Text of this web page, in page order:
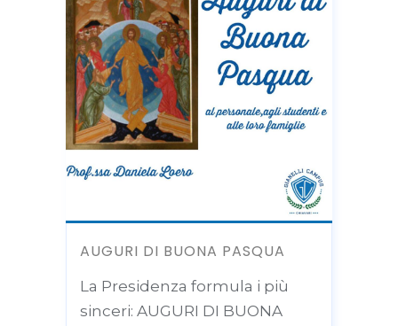
AUGURI DI BUONA PASQUA
La Presidenza formula i più
sinceri: AUGURI DI BUONA